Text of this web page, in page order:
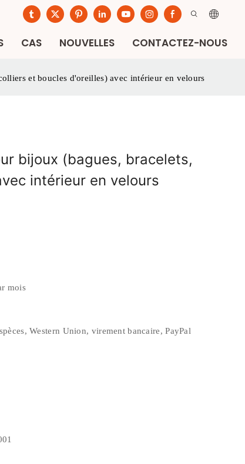
CAS NOUVELLES CONTACTEZ-NOUS
et boucles d'oreilles) avec intérieur en velours
bijoux (bagues, bracelets,
intérieur en velours
mois
Western Union, virement bancaire, PayPal